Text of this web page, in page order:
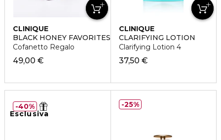
CLINIQUE
BLACK HONEY FAVORITES
Cofanetto Regalo
49,00 €
CLINIQUE
CLARIFYING LOTION
Clarifying Lotion 4
37,50 €
Esclusiva
40% 25%